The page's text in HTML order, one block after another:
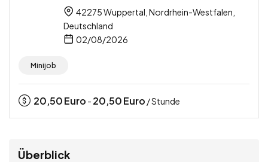
42275 Wuppertal, Nordrhein-Westfalen,
Deutschland
02/08/2026
Minijob
20,50Euro - 20,50Euro / Stunde
Überblick